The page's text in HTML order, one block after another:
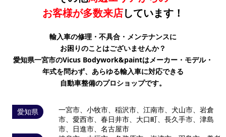
お客様が多数来店しています！
輸入車の修理・不具合・メンテナンスに
お困りのことはございませんか？
愛知県一宮市のVicus Bodywork&paintはメーカー・モデル・
年式を問わず、 あらゆる輸入車に対応できる
自動車整備のプロショップです。
愛知県
一宮市、小牧市、稲沢市、江南市、犬山市、岩倉
市、愛西市、春日井市、大口町、長久手市、津島
市、日進市、名古屋市